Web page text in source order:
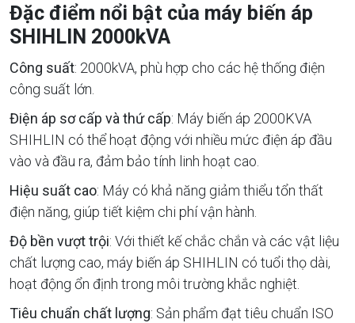
Đặc điểm nổi bật của máy biến áp
SHIHLIN 2000kVA
Công suất: 2000kVA, phù hợp cho các hệ thống điện
công suất lớn.
Điện áp sơ cấp và thứ cấp: Máy biến áp 2000KVA
SHIHLIN có thể hoạt động với nhiều mức điện áp đầu
vào và đầu ra, đảm bảo tính linh hoạt cao.
Hiệu suất cao: Máy có khả năng giảm thiểu tổn thất
điện năng, giúp tiết kiệm chi phí vận hành.
Độ bền vượt trội: Với thiết kế chắc chắn và các vật liệu
chất lượng cao, máy biến áp SHIHLIN có tuổi thọ dài,
hoạt động ổn định trong môi trường khắc nghiệt.
Tiêu chuẩn chất lượng: Sản phẩm đạt tiêu chuẩn ISO